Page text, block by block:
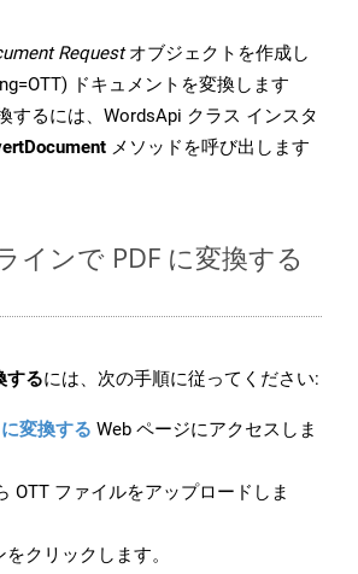
Requestオブジェクトを作成し
ドキュメントを変換します
するには、WordsApi クラス インスタ
メソッドを呼び出します
インで PDF に変換する
するには、次の手順に従ってください:
変換する Web ページにアクセスしま
OTT ファイルをアップロードしま
をクリックします。